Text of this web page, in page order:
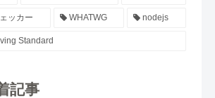
ッカー WHATWG nodejs
Standard
記事